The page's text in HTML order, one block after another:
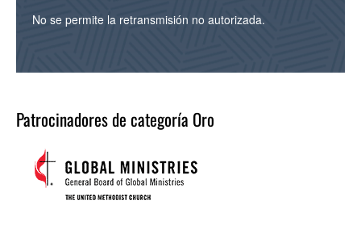
No se permite la retransmisión no autorizada.
Patrocinadores de categoría Oro